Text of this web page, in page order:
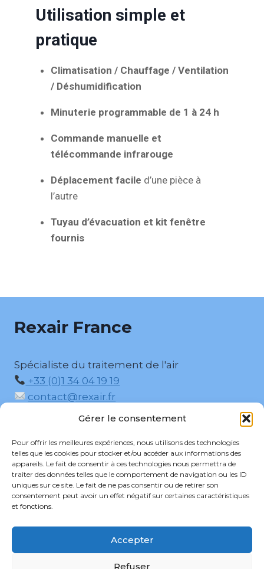
Gérer le consentement
Pour offrir les meilleures expériences, nous utilisons des technologies
telles que les cookies pour stocker et/ou accéder aux informations des
appareils. Le fait de consentir à ces technologies nous permettra de
traiter des données telles que le comportement de navigation ou les ID
uniques sur ce site. Le fait de ne pas consentir ou de retirer son
consentement peut avoir un effet négatif sur certaines caractéristiques
et fonctions.
Accepter
Refuser
Utilisation simple et
pratique
Climatisation / Chauffage / Ventilation
/ Déshumidification
Minuterie programmable de 1 à 24 h
Commande manuelle et
télécommande infrarouge
Déplacement facile d’une pièce à
l’autre
Tuyau d’évacuation et kit fenêtre
fournis
Rexair France
Spécialiste du traitement de l'air
+33 (0)1 34 04 19 19
contact@rexair.fr
5, Rue des Boisseliers, 95330 Domont
Politique de cookies (UE)